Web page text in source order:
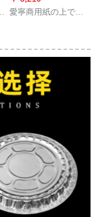
愛寧商用紙の上で魚
分けて式の紙を包ん
で、魚を焼く炉のあ
ぶり焼き鍋はみこの
山の焼き魚のストー
でガラスの蓋(40
CM*30 CM)を持って
いないで8つのセット
を送ります。